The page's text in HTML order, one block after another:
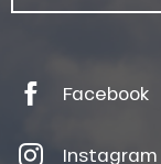
Facebook
Instagram